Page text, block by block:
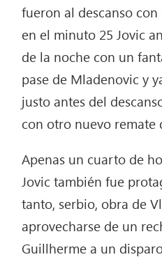
fueron al descanso
en el minuto 25 Jovic
de la noche con un
pase de Mladenovic y
justo antes del
con otro nuevo remate
Apenas un cuarto de
Jovic también fue
tanto, serbio, obra de
aprovecharse de un
Guillherme a un